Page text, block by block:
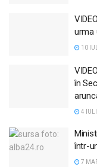
urma
10
în
4
într-
7